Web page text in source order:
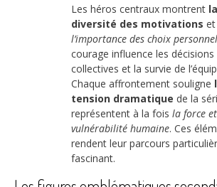
Les héros centraux montrent la
diversité des motivations et
l’importance des choix
courage influence les décisions
collectives et la survie de
Chaque affrontement souligne
tension dramatique de la
représentent à la fois la force
vulnérabilité humaine. Ces
rendent leur parcours
fascinant.